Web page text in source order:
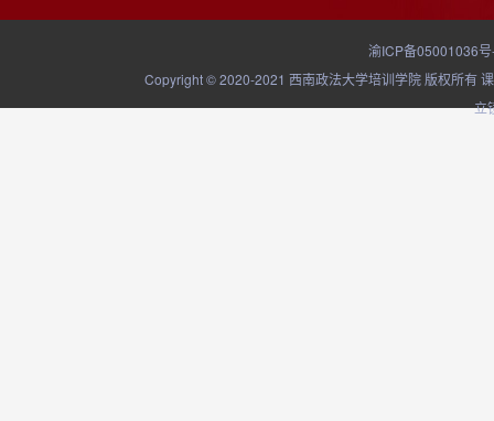
渝ICP备05001036
Copyright © 2020-2021 西南政法大学培训学院 版权所有
立